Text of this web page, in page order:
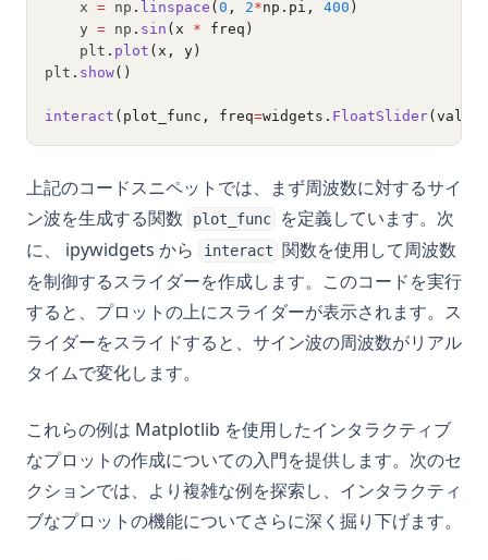
    x
= np . linspace ( 0 , 2*np.pi, 400 )
    y
= np . sin (x * freq)
    plt
. plot (x, y)
plt . show()
interact (plot_func, freq=widgets. FloatSlider(value
上記のコードスニペットでは、まず周波数に対するサイ
ン波を生成する関数
plot_func
を定義しています。次
に、 ipywidgets から
interact 関数を使用して周波数
を制御するスライダーを作成します。このコードを実行
すると、プロットの上にスライダーが表示されます。ス
ライダーをスライドすると、サイン波の周波数がリアル
タイムで変化します。
これらの例は Matplotlib を使用したインタラクティブ
なプロットの作成についての入門を提供します。次のセ
クションでは、より複雑な例を探索し、インタラクティ
ブなプロットの機能についてさらに深く掘り下げます。